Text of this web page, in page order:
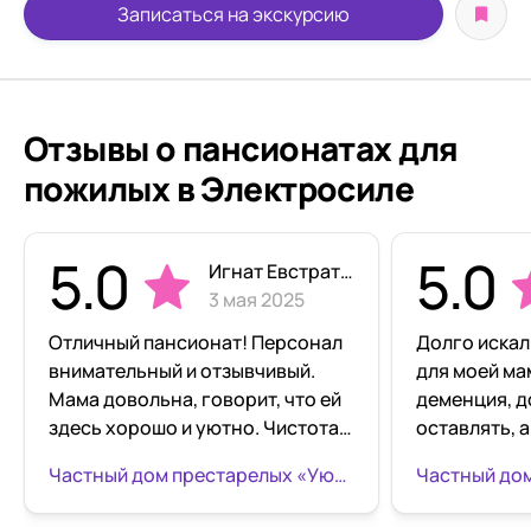
Записаться на экскурсию
Отзывы о пансионатах для
пожилых в Электросиле
5.0
Игнат Евстратов
3 мая 2025
Отличный пансионат! Персонал
внимательный и отзывчивый.
Мама довольна, говорит, что ей
здесь хорошо и уютно. Чистота,
Спасибо за заботу о наших
близких!
Частный дом престарелых «Уютный уголок» на Новостроек
5.0
Долго
для моей
деменция,
оставлять,
уголок.
хороший